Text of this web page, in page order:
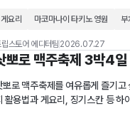
게요리 마코마나이 타키노 영원 부
스토어 에디터팀 2026.07.27
뽀로 맥주축제 3박4일
뽀로 맥주축제를 여유롭게 즐기
활용법과 게요리, 징기스칸 등 하